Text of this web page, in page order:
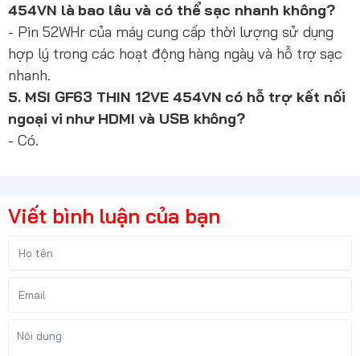
454VN là bao lâu và có thể sạc nhanh không?
- Pin 52WHr của máy cung cấp thời lượng sử dụng
hợp lý trong các hoạt động hàng ngày và hỗ trợ sạc
nhanh.
5. MSI GF63 THIN 12VE 454VN có hỗ trợ kết nối
ngoại vi như HDMI và USB không?
- Có.
Viết bình luận của bạn